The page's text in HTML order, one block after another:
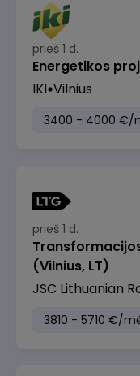
prieš 1 d.
Energetikos
IKI Vilnius
3400 - 4000 €/
prieš 1 d.
(Vilnius, LT)
JSC Lithuanian
3810 - 5710 €/